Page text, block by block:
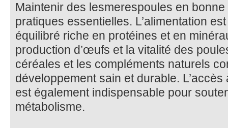
Maintenir des lesmerespoules en
pratiques essentielles. L’alimentation
équilibré riche en protéines et en
production d’œufs et la vitalité des
céréales et les compléments naturels
développement sain et durable.
est également indispensable pour
métabolisme.